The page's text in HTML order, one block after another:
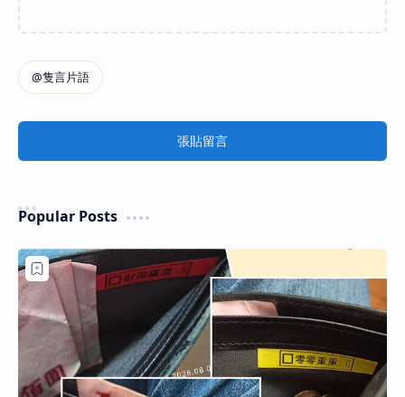
張貼留言
Popular Posts